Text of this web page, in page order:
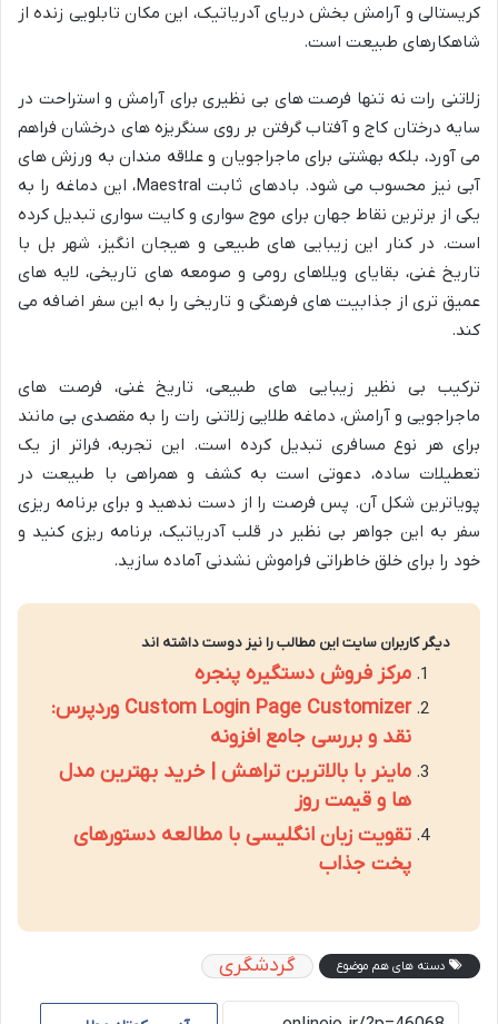
کریستالی و آرامش بخش دریای آدریاتیک، این مکان تابلویی زنده از
شاهکارهای طبیعت است.
زلاتنی رات نه تنها فرصت های بی نظیری برای آرامش و استراحت در
سایه درختان کاج و آفتاب گرفتن بر روی سنگریزه های درخشان فراهم
می آورد، بلکه بهشتی برای ماجراجویان و علاقه مندان به ورزش های
آبی نیز محسوب می شود. بادهای ثابت Maestral، این دماغه را به
یکی از برترین نقاط جهان برای موج سواری و کایت سواری تبدیل کرده
است. در کنار این زیبایی های طبیعی و هیجان انگیز، شهر بل با
تاریخ غنی، بقایای ویلاهای رومی و صومعه های تاریخی، لایه های
عمیق تری از جذابیت های فرهنگی و تاریخی را به این سفر اضافه می
کند.
ترکیب بی نظیر زیبایی های طبیعی، تاریخ غنی، فرصت های
ماجراجویی و آرامش، دماغه طلایی زلاتنی رات را به مقصدی بی مانند
برای هر نوع مسافری تبدیل کرده است. این تجربه، فراتر از یک
تعطیلات ساده، دعوتی است به کشف و همراهی با طبیعت در
پویاترین شکل آن. پس فرصت را از دست ندهید و برای برنامه ریزی
سفر به این جواهر بی نظیر در قلب آدریاتیک، برنامه ریزی کنید و
خود را برای خلق خاطراتی فراموش نشدنی آماده سازید.
دیگر کاربران سایت این مطالب را نیز دوست داشته اند
مرکز فروش دستگیره پنجره
Custom Login Page Customizer وردپرس:
نقد و بررسی جامع افزونه
ماینر با بالاترین تراهش | خرید بهترین مدل
ها و قیمت روز
تقویت زبان انگلیسی با مطالعه دستورهای
پخت جذاب
دسته های هم موضوع گردشگری